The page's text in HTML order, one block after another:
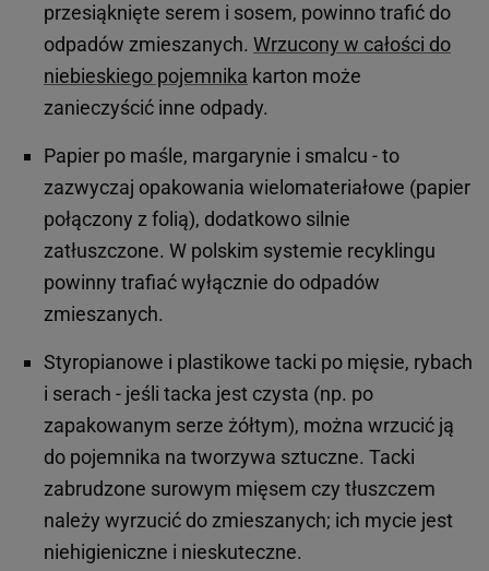
przesiąknięte serem i sosem, powinno trafić do
odpadów zmieszanych. Wrzucony w całości do
niebieskiego pojemnika karton może
zanieczyścić inne odpady.
Papier po maśle, margarynie i smalcu - to
zazwyczaj opakowania wielomateriałowe (papier
połączony z folią), dodatkowo silnie
zatłuszczone. W polskim systemie recyklingu
powinny trafiać wyłącznie do odpadów
zmieszanych.
Styropianowe i plastikowe tacki po mięsie, rybach
i serach - jeśli tacka jest czysta (np. po
zapakowanym serze żółtym), można wrzucić ją
do pojemnika na tworzywa sztuczne. Tacki
zabrudzone surowym mięsem czy tłuszczem
należy wyrzucić do zmieszanych; ich mycie jest
niehigieniczne i nieskuteczne.